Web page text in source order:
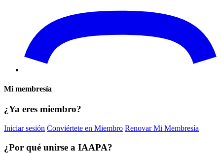
Mi membresía
¿Ya eres miembro?
Iniciar sesión Conviértete en Miembro Renovar Mi Membresía
¿Por qué unirse a IAAPA?